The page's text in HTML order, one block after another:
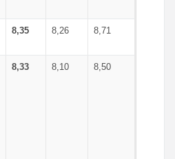
8,35 8,26 8,71
8,33 8,10 8,50